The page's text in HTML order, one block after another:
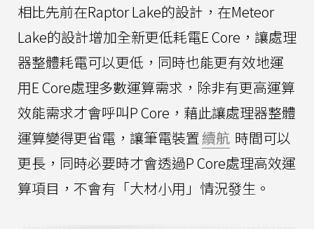
相比先前在Raptor Lake的設計，在Meteor
Lake的設計增加全新更低耗電E Core，讓處理
器整體耗電可以更低，同時也能更有效地運
用E Core處理多數運算需求，除非有更高運算
效能需求才會呼叫P Core，藉此讓處理器整體
運算變得更省電，讓筆電裝置續航 時間可以
更長，同時必要時才會透過P Core處理高效運
算項目，不會有「大材小用」情況發生。